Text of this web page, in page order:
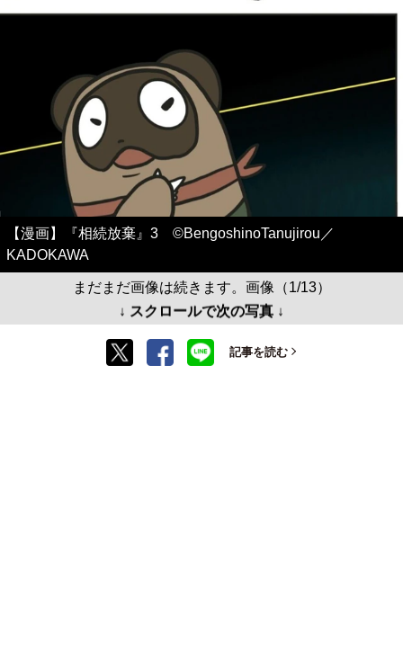
【漫画】『相続放棄』3 ©BengoshinoTanujirou／
KADOKAWA
まだまだ画像は続きます。画像（1/13）
↓ スクロールで次の写真 ↓
記事を読む